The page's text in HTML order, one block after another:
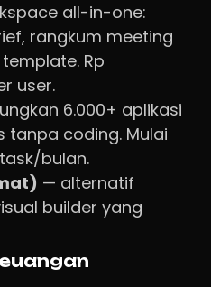
all-in-one:
rangkum meeting
Rp
user.
6.000+ aplikasi
coding. Mulai
bulan.
— alternatif
builder yang